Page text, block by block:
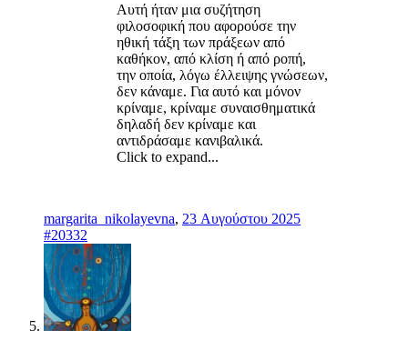
Αυτή ήταν μια συζήτηση
φιλοσοφική που αφορούσε την
ηθική τάξη των πράξεων από
καθήκον, από κλίση ή από ροπή,
την οποία, λόγω έλλειψης γνώσεων,
δεν κάναμε. Για αυτό και μόνον
κρίναμε, κρίναμε συναισθηματικά
δηλαδή δεν κρίναμε και
αντιδράσαμε κανιβαλικά.
Click to expand...
margarita_nikolayevna, 23 Αυγούστου 2025
#20332